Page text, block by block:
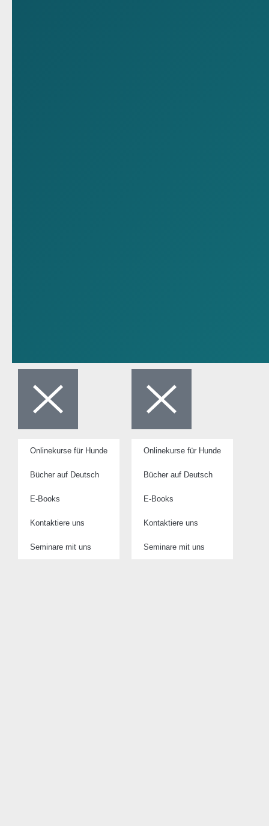
Onlinekurse für Hunde
Bücher auf Deutsch
E-Books
Kontaktiere uns
Seminare mit uns
Onlinekurse für Hunde
Bücher auf Deutsch
E-Books
Kontaktiere uns
Seminare mit uns